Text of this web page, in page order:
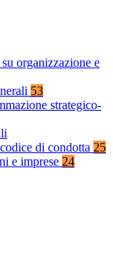
organizzazione e
53
strategico-
di condotta 25
e imprese 24